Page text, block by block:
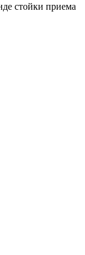
стойки приема